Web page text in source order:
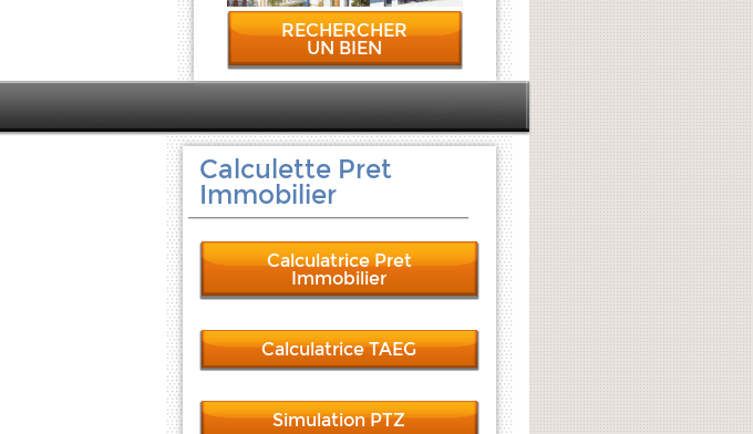
RECHERCHER
UN BIEN
Calculette Pret
Immobilier
Calculatrice Pret
Immobilier
Calculatrice TAEG
Simulation PTZ